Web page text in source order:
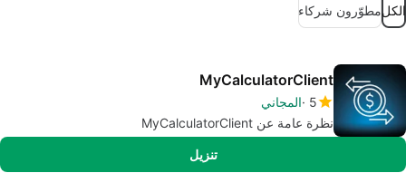
الكلمطوّرون شركاء
MyCalculatorClient
5 المجاني
نظرة عامة عن MyCalculatorClient
تنزيل